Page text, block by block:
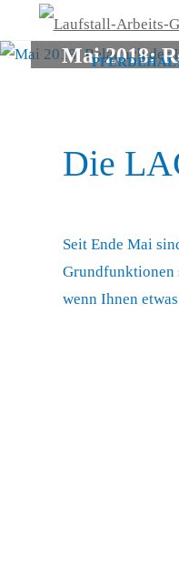
Zum
springen
Mai 2018:
Die
Seit Ende Mai
Grundfunktionen
wenn Ihnen